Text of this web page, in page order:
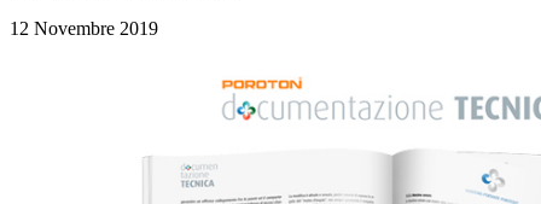
12 Novembre 2019